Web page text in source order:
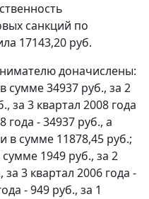
санкций по
17143,20 руб.
доначислены:
сумме 34937 руб., за 2
за 3 квартал 2008 года
года - 34937 руб., а
в сумме 11878,45 руб.;
1949 руб., за 2
за 3 квартал 2006 года -
- 949 руб., за 1